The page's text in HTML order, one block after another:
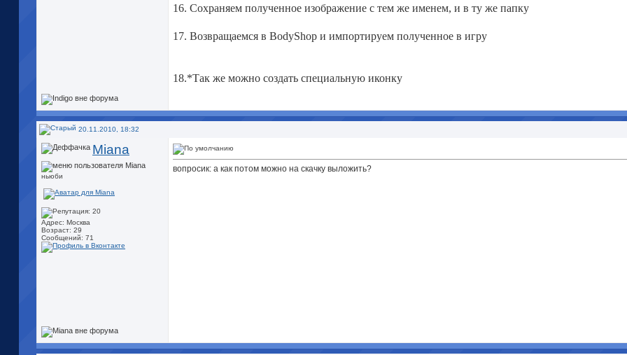
16. Сохраняем полученное изображение с тем же именем, и в ту же папку
17. Возвращаемся в BodyShop и импортируем полученное в игру
18.*Так же можно создать специальную иконку
20.11.2010, 18:32
Miana
ньюби
Адрес: Москва
Возраст: 29
Сообщений: 71
вопросик: а как потом можно на скачку выложить?